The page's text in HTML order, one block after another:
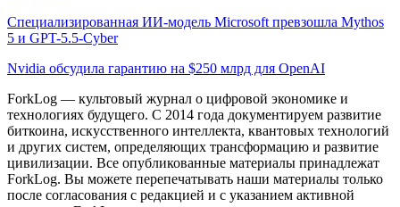
Специализированная ИИ-модель Microsoft превзошла Mythos
5 и GPT-5.5-Cyber
Nvidia обсудила гарантию на $250 млрд для OpenAI
ForkLog — культовый журнал о цифровой экономике и
технологиях будущего. С 2014 года документируем развитие
биткоина, искусственного интеллекта, квантовых технологий
и других систем, определяющих трансформацию и развитие
цивилизации. Все опубликованные материалы принадлежат
ForkLog. Вы можете перепечатывать наши материалы только
после согласования с редакцией и с указанием активной